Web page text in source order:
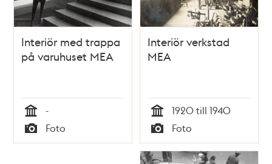
Interiör med trappa
på varuhuset MEA
Tid
-
Typ
Foto
Interiör verkstad
MEA
Tid
1920 till 1940
Typ
Foto